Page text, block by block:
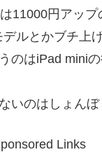
11000円アッ
ルとかブチ上
のはiPad miniの
いのはしょんぼ
Links